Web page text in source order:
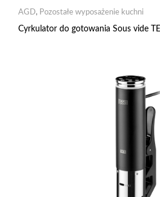
AGD, Pozostałe wyposażenie kuchni
Cyrkulator do gotowania Sous vide